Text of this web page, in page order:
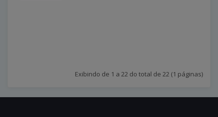
Exibindo de 1 a 22 do total de 22 (1 páginas)